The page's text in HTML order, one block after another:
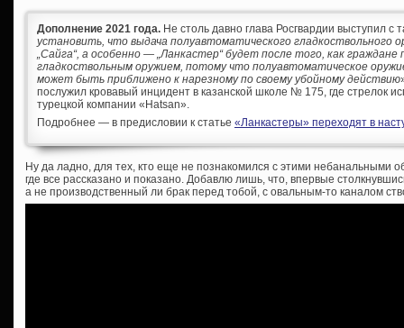
Дополнение 2021 года. Не столь давно глава Росгвардии выступил с
установить, что выдача полуавтоматического гладкоствольного
„Сайга“, а особенно — „Ланкастер“ будет после того, как
гладкоствольным оружием, потому что полуавтоматическое
может быть приближено к нарезному по своему убойному действию
послужил кровавый инцидент в казанской школе № 175, где стрелок
турецкой компании «Hatsan».
Подробнее — в предисловии к статье «Ланкастеры» переходят в
Ну да ладно, для тех, кто еще не познакомился с этими небанальными
где все рассказано и показано. Добавлю лишь, что, впервые
а не производственный ли брак перед тобой, с овальным-то каналом